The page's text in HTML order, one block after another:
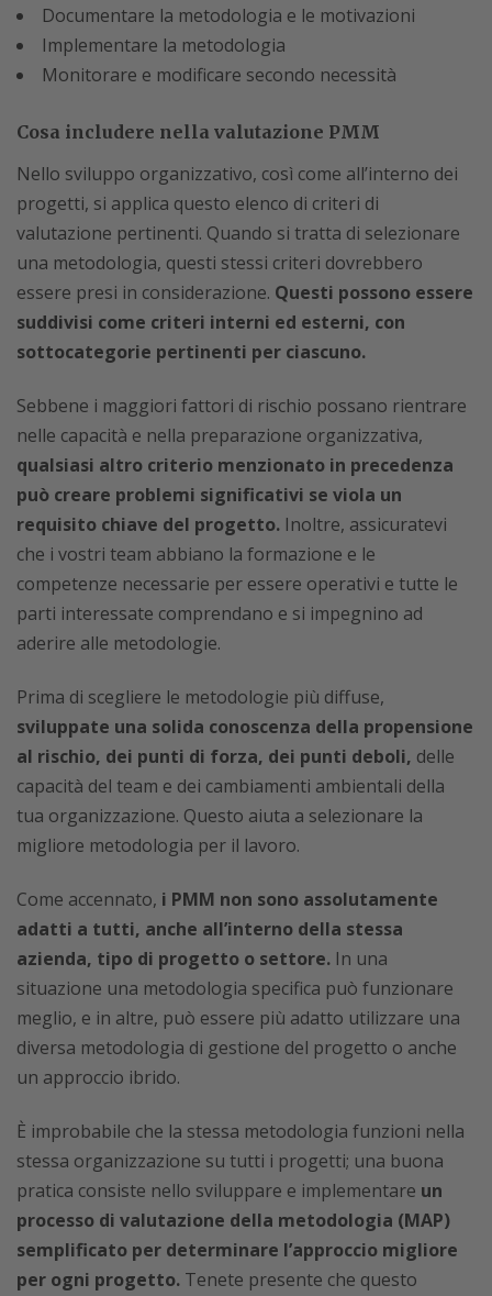
Documentare la metodologia e le motivazioni
Implementare la metodologia
Monitorare e modificare secondo necessità
Cosa includere nella valutazione PMM
Nello sviluppo organizzativo, così come all’interno dei
progetti, si applica questo elenco di criteri di
valutazione pertinenti. Quando si tratta di selezionare
una metodologia, questi stessi criteri dovrebbero
essere presi in considerazione. Questi possono essere
suddivisi come criteri interni ed esterni, con
sottocategorie pertinenti per ciascuno.
Sebbene i maggiori fattori di rischio possano rientrare
nelle capacità e nella preparazione organizzativa,
qualsiasi altro criterio menzionato in precedenza
può creare problemi significativi se viola un
requisito chiave del progetto. Inoltre, assicuratevi
che i vostri team abbiano la formazione e le
competenze necessarie per essere operativi e tutte le
parti interessate comprendano e si impegnino ad
aderire alle metodologie.
Prima di scegliere le metodologie più diffuse,
sviluppate una solida conoscenza della propensione
al rischio, dei punti di forza, dei punti deboli, delle
capacità del team e dei cambiamenti ambientali della
tua organizzazione. Questo aiuta a selezionare la
migliore metodologia per il lavoro.
Come accennato, i PMM non sono assolutamente
adatti a tutti, anche all’interno della stessa
azienda, tipo di progetto o settore. In una
situazione una metodologia specifica può funzionare
meglio, e in altre, può essere più adatto utilizzare una
diversa metodologia di gestione del progetto o anche
un approccio ibrido.
È improbabile che la stessa metodologia funzioni nella
stessa organizzazione su tutti i progetti; una buona
pratica consiste nello sviluppare e implementare un
processo di valutazione della metodologia (MAP)
semplificato per determinare l’approccio migliore
per ogni progetto. Tenete presente che questo